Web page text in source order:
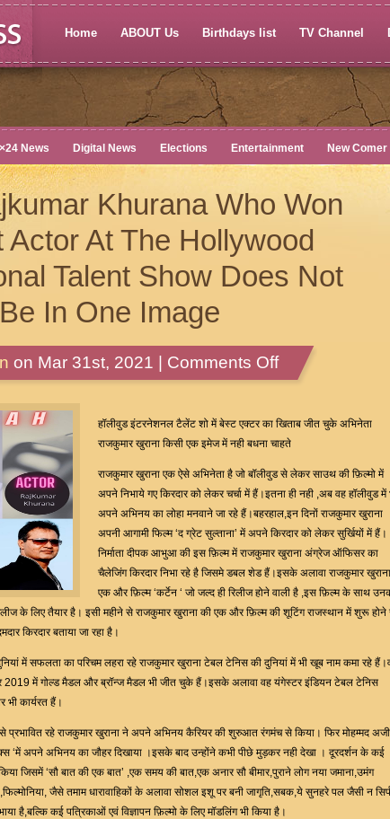
Home ABOUT Us Birthdays list TV Channel
News Digital News Elections Entertainment New Comer
Khurana Who Won
Actor At The Hollywood
Talent Show Does Not
In One Image
on Mar 31st, 2021 | Comments Offon
Actor
Khurana
Who
The
Best
Actor
At
The
Hollywood
International
Talent
Does
Not
Be
In
One
Image
हॉलीवुड इंटरनेशनल टैलेंट शो में बेस्ट एक्टर का खिताब जीत चुके अभिनेता
राजकुमार खुराना किसी एक इमेज में नही बधना चाहते
राजकुमार खुराना एक ऐसे अभिनेता है जो बॉलीवुड से लेकर साउथ की फ़िल्मो में
अपने निभाये गए किरदार को लेकर चर्चा में हैं।इतना ही नही ,अब वह हॉलीवुड में
अपने अभिनय का लोहा मनवाने जा रहे हैं।बहरहाल,इन दिनों राजकुमार खुराना
अपनी आगामी फिल्म ‘द ग्रेट सुल्ताना’ में अपने किरदार को लेकर सुर्खियों में हैं।
निर्माता दीपक आभुआ की इस फ़िल्म में राजकुमार खुराना अंग्रेज ऑफिसर का
चैलेजिंग किरदार निभा रहे है जिसमे डबल शेड हैं।इसके अलावा राजकुमार खुराना
एक और फ़िल्म ‘कर्टेन ‘ जो जल्द ही रिलीज होने वाली है ,इस फ़िल्म के साथ
के लिए तैयार है। इसी महीने से राजकुमार खुराना की एक और फ़िल्म की शूटिंग राजस्थान में शुरू होने
किरदार बताया जा रहा है।
में सफलता का परिचम लहरा रहे राजकुमार खुराना टेबल टेनिस की दुनियां में भी खूब नाम कमा रहे
2019 में गोल्ड मैडल और ब्रॉन्ज मैडल भी जीत चुके हैं।इसके अलावा वह यंगेस्टर इंडियन टेबल टेनिस
भी कार्यरत हैं।
प्रभावित रहे राजकुमार खुराना ने अपने अभिनय कैरियर की शुरुआत रंगमंच से किया। फिर मोहम्मद
‘में अपने अभिनय का जौहर दिखाया ।इसके बाद उन्होंने कभी पीछे मुड़कर नही देखा । दूरदर्शन के कई
जिसमें ‘सौ बात की एक बात’ ,एक समय की बात,एक अनार सौ बीमार,पुराने लोग नया जमाना,उमंग
जैसे तमाम धारावाहिकों के अलावा सोशल इशू पर बनी जागृति,सबक,ये सुनहरे पल जैसी न
है,बल्कि कई पत्रिकाओं एवं विज्ञापन फ़िल्मो के लिए मॉडलिंग भी किया है।